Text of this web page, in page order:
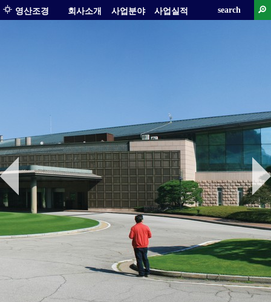
영산조경 회사소개 사업분야 사업실적 search